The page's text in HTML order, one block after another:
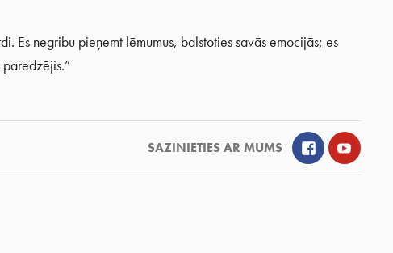
Es negribu pieņemt lēmumus, balstoties savās emocijās; es
SAZINIETIES AR MUMS FacebookYouTube